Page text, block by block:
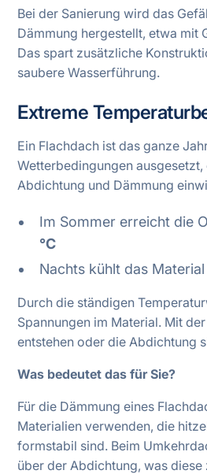
Bei der Sanierung wird das
Dämmung hergestellt, etwa mit
Das spart zusätzliche
saubere Wasserführung.
Extreme
Ein Flachdach ist das ganze
Wetterbedingungen
Abdichtung und Dämmung
Im Sommer erreicht die
°C
Nachts kühlt das
Durch die ständigen
Spannungen im Material. Mit
entstehen oder die Abdichtung
Was bedeutet das für Sie?
Für die Dämmung eines
Materialien verwenden, die
formstabil sind. Beim
über der Abdichtung, was